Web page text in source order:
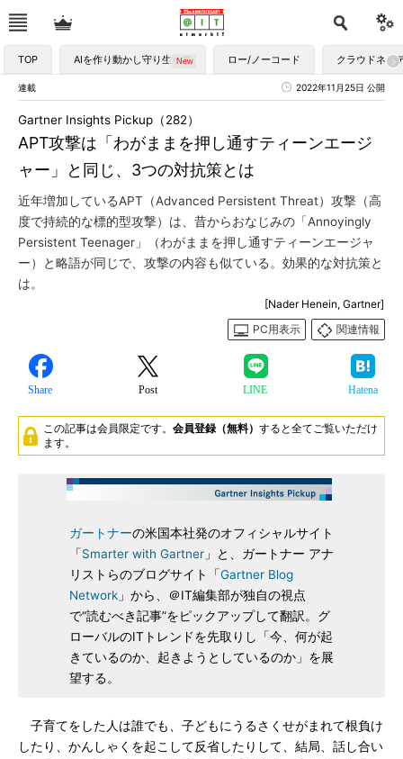
TOP AIを作り動かし守り生かす ロー/ノーコード クラウドネイ
連載 2022年11月25日 公開
APT攻撃は「わがままを押し通すティーンエージ
ャー」と同じ、3つの対抗策とは
Gartner Insights Pickup（282）
近年増加しているAPT（Advanced Persistent Threat）攻撃（高
度で持続的な標的型攻撃）は、昔からおなじみの「Annoyingly
Persistent Teenager」（わがままを押し通すティーンエージャ
ー）と略語が同じで、攻撃の内容も似ている。効果的な対抗策と
は。
[Nader Henein, Gartner]
PC用表示
関連情報
Share Post LINE Hatena
この記事は会員限定です。 会員登録（無料） すると全てご覧いただけ
ます。
ガートナーの米国本社発のオフィシャルサイト
「Smarter with Gartner」と、ガートナー アナ
リストらのブログサイト「Gartner Blog
Network」から、＠IT編集部が独自の視点
で“読むべき記事”をピックアップして翻訳。グ
ローバルのITトレンドを先取りし「今、何が起
きているのか、起きようとしているのか」を展
望する。
子育てをした人は誰でも、子どもにうるさくせがまれて根負け
したり、かんしゃくを起こして反省したりして、結局、話し合い